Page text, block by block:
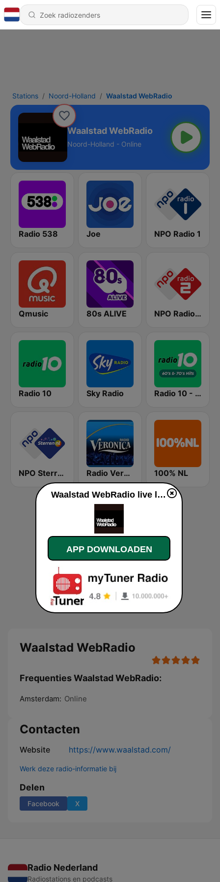
Stations Noord-Holland Waalstad WebRadio
Waalstad WebRadio
Noord-Holland - Online
Radio 538 Joe NPO Radio 1
Qmusic 80s ALIVE NPO Radio 2
Radio 10 Sky Radio Radio 10 - 60s & 70s Hits
NPO Sterren Radio Veronica 100% NL
Waalstad WebRadio
Frequenties Waalstad WebRadio:
Amsterdam: Online
Contacten
Website https://www.waalstad.com/
Werk deze radio-informatie bij
Delen
Facebook X
Radio Nederland
Radiostations en podcasts
Waalstad WebRadio live luisteren
APP DOWNLOADEN